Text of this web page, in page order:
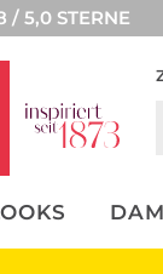
5,0 STERNE
&